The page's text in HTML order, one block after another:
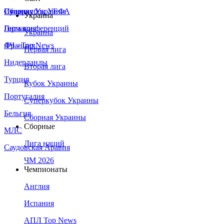
Сборная Украины
Италия
Германия
Франция
Нидерланды
Турция
Португалия
Бельгия
МЛС
Саудовская Аравия
Суперкубок УЕФА
Лига конференций
ЛЧ - Top News
Украина
Украина
Первая лига
Вторая лига
Кубок Украины
Суперкубок Украины
Сборная Украины
Сборные
Лига наций
ЧМ 2026
Чемпионаты
Англия
Испания
АПЛ Top News